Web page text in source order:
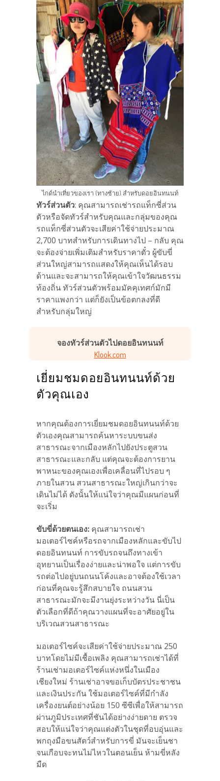
ไกด์นำเที่ยวของเรา (ทางซ้าย) สำหรับดอยอินทนนท์
ทัวร์ส่วนตัว: คุณสามารถเช่ารถแท็กซี่ส่วน
ตัวหรือจัดทัวร์สำหรับคุณและกลุ่มของคุณ
รถแท็กซี่ส่วนตัวจะเสียค่าใช้จ่ายประมาณ
2,700 บาทสำหรับการเดินทางไป – กลับ คุณ
จะต้องจ่ายเพิ่มเติมสำหรับราคาตั๋ว ผู้ขับขี่
ส่วนใหญ่สามารถแสดงให้คุณเห็นได้รอบ
ด้านและจะสามารถให้คุณเข้าใจวัฒนธรรม
ท้องถิ่น ทัวร์ส่วนตัวพร้อมมัคคุเทศก์มักมี
ราคาแพงกว่า แต่ก็ยังเป็นข้อตกลงที่ดี
สำหรับกลุ่มใหญ่
จองทัวร์ส่วนตัวไปดอยอินทนนท์
Klook.com
เยี่ยมชมดอยอินทนนท์ด้วย
ตัวคุณเอง
หากคุณต้องการเยี่ยมชมดอยอินทนนท์ด้วย
ตัวเองคุณสามารถค้นหาระบบขนส่ง
สาธารณะจากเมืองหลักไปยังประตูสวน
สาธารณะและกลับ แต่คุณจะต้องการยาน
พาหนะของคุณเองเพื่อเคลื่อนที่ไปรอบ ๆ
ภายในสวน สวนสาธารณะใหญ่เกินกว่าจะ
เดินไม่ได้ ดังนั้นให้แน่ใจว่าคุณมีแผนก่อนที่
จะเริ่ม
ขับขี่ด้วยตนเอง: คุณสามารถเช่า
มอเตอร์ไซค์หรือรถจากเมืองหลักและขับไป
ดอยอินทนนท์ การขับรถจนถึงทางเข้า
อุทยานเป็นเรื่องง่ายและน่าพอใจ แต่การขับ
รถต่อไปอยู่บนถนนโค้งและอาจต้องใช้เวลา
ก่อนที่คุณจะรู้สึกสบายใจ ถนนสวน
สาธารณะมักจะมีงานยุ่งระหว่างวัน นี่เป็น
ตัวเลือกที่ดีถ้าคุณวางแผนที่จะอาศัยอยู่ใน
บริเวณสวนสาธารณะ
มอเตอร์ไซค์จะเสียค่าใช้จ่ายประมาณ 250
บาทโดยไม่มีเชื้อเพลิง คุณสามารถเช่าได้ที่
ร้านเช่ามอเตอร์ไซค์แห่งหนึ่งในเมือง
เชียงใหม่ ร้านเช่าอาจขอเก็บบัตรประชาชน
และเงินประกัน ใช้มอเตอร์ไซค์ที่มีกำลัง
เครื่องยนต์อย่างน้อย 150 ซีซีเพื่อให้สามารถ
ผ่านภูมิประเทศที่ชันได้อย่างง่ายดาย ตรวจ
สอบให้แน่ใจว่าคุณแต่งตัวในชุดที่อบอุ่นและ
พกถุงมือขนสัตว์สำหรับการขี่ มันจะเย็นชา
จนเกือบจะทนไม่ไหวในตอนเย็น ห้ามขี่หลัง
มืด